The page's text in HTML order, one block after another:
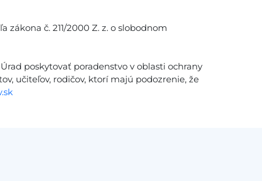
č. 211/2000 Z. z. o slobodnom
poskytovať poradenstvo v oblasti ochrany
učiteľov, rodičov, ktorí majú podozrenie, že